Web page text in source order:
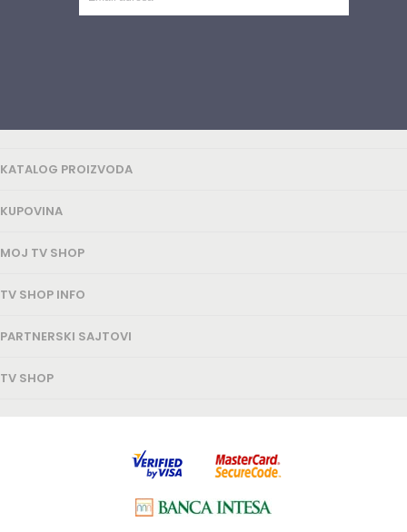
KATALOG PROIZVODA
KUPOVINA
MOJ TV SHOP
TV SHOP INFO
PARTNERSKI SAJTOVI
TV SHOP